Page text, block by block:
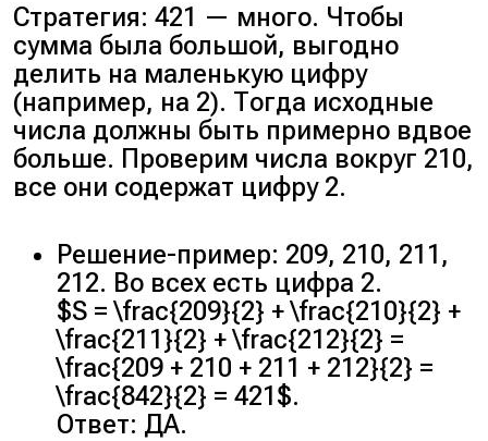
Стратегия: 421 — много. Чтобы
сумма была большой, выгодно
делить на маленькую цифру
(например, на 2). Тогда исходные
числа должны быть примерно вдвое
больше. Проверим числа вокруг 210,
все они содержат цифру 2.
Решение-пример: 209, 210, 211,
212. Во всех есть цифра 2.
$S = \frac{209}{2} + \frac{210}{2} +
\frac{211}{2} + \frac{212}{2} =
\frac{209 + 210 + 211 + 212}{2} =
\frac{842}{2} = 421$.
Ответ: ДА.